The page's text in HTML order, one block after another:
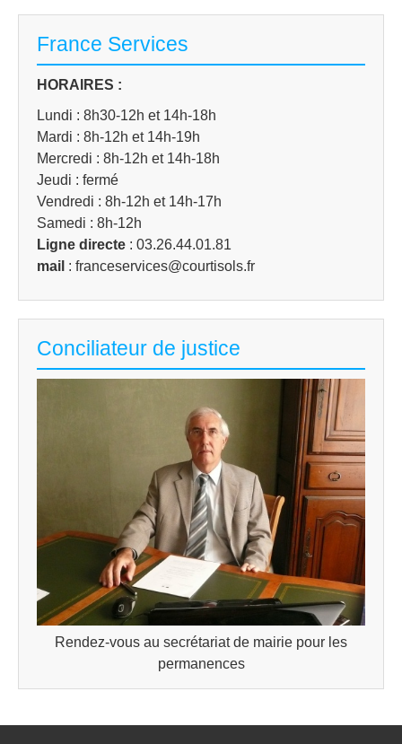
France Services
HORAIRES :
Lundi : 8h30-12h et 14h-18h
Mardi : 8h-12h et 14h-19h
Mercredi : 8h-12h et 14h-18h
Jeudi : fermé
Vendredi : 8h-12h et 14h-17h
Samedi : 8h-12h
Ligne directe : 03.26.44.01.81
mail : franceservices@courtisols.fr
Conciliateur de justice
Rendez-vous au secrétariat de mairie pour les
permanences